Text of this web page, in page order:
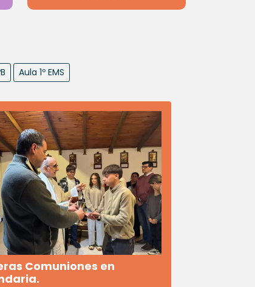
Aula 1º EMS
Comuniones en